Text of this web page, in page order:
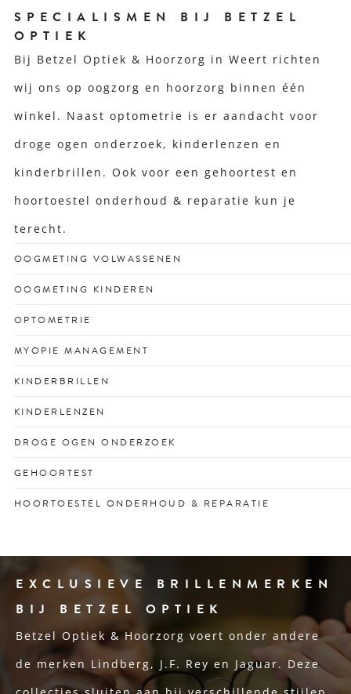
SPECIALISMEN BIJ BETZEL
OPTIEK
Bij Betzel Optiek & Hoorzorg in Weert richten
wij ons op oogzorg en hoorzorg binnen één
winkel. Naast optometrie is er aandacht voor
droge ogen onderzoek, kinderlenzen en
kinderbrillen. Ook voor een gehoortest en
hoortoestel onderhoud & reparatie kun je
terecht.
OOGMETING VOLWASSENEN
unieke kijkgedrag.
OOGMETING KINDEREN
schoolprestaties met vertrouwen.
OPTOMETRIE
van oogafwijkingen en ooggezondheidsproblemen.
MYOPIE MANAGEMENT
lenzen of glazen.
KINDERBRILLEN
passend bij elk gezicht en karakter.
KINDERLENZEN
ogen.
DROGE OGEN ONDERZOEK
droge ogen.
GEHOORTEST
HOORTOESTEL ONDERHOUD & REPARATIE
EXCLUSIEVE BRILLENMERKEN
BIJ BETZEL OPTIEK
Betzel Optiek & Hoorzorg voert onder andere
de merken Lindberg, J.F. Rey en Jaguar. Deze